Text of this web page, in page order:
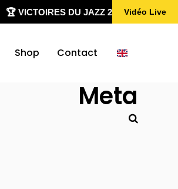
🏆 VICTOIRES DU JAZZ 2020-2026Vidéo Live
Shop Contact
Meta